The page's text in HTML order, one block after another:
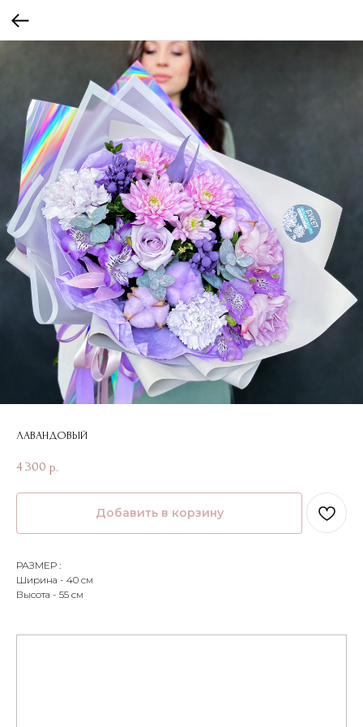
ЛАВАНДОВЫЙ
4 300 р.
Добавить в корзину
РАЗМЕР :
Ширина - 40 см
Высота - 55 см